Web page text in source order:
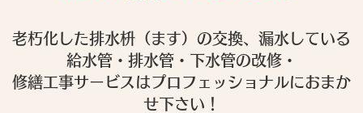
老朽化した排水枡（ます）の交換、漏水している
給水管・排水管・下水管の改修・
修繕工事サービスはプロフェッショナルにおまか
せ下さい！